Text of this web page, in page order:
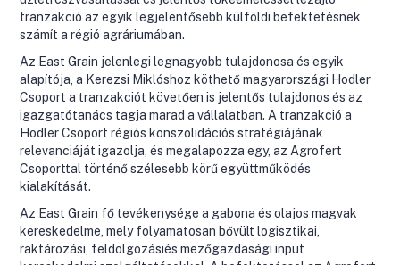
tranzakció az egyik legjelentősebb külföldi befektetésnek
számít a régió agráriumában.
Az East Grain jelenlegi legnagyobb tulajdonosa és egyik
alapítója, a Kerezsi Miklóshoz köthető magyarországi Hodler
Csoport a tranzakciót követően is jelentős tulajdonos és az
igazgatótanács tagja marad a vállalatban. A tranzakció a
Hodler Csoport régiós konszolidációs stratégiájának
relevanciáját igazolja, és megalapozza egy, az Agrofert
Csoporttal történő szélesebb körű együttműködés
kialakítását.
Az East Grain fő tevékenysége a gabona és olajos magvak
kereskedelme, mely folyamatosan bővült logisztikai,
raktározási, feldolgozásiés mezőgazdasági input